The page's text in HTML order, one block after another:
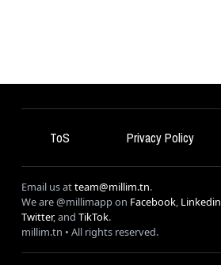
ToS Privacy Policy
Email us atteam@millim.tn.
We are @millimapp on Facebook, Linkedin
Twitter, and TikTok.
millim.tn • All rights reserved.